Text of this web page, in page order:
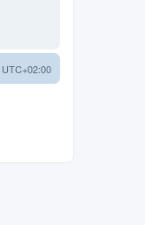
UTC+02:00